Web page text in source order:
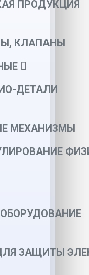
ПРОДУКЦИЯ
КЛАПАНЫ
ДЕТАЛИ
МЕХАНИЗМЫ
ЗАЩИТЫ